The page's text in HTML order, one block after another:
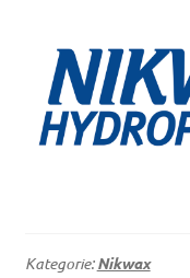
Kategorie:Nikwax